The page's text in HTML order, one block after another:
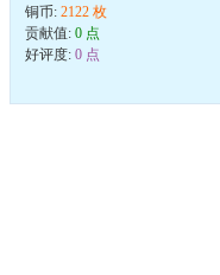
铜币: 2122 枚
贡献值: 0 点
好评度: 0 点